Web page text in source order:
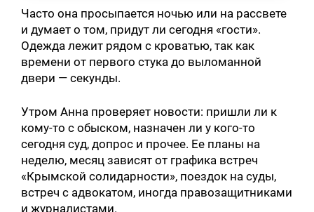
Часто она просыпается ночью или на рассвете
и думает о том, придут ли сегодня «гости».
Одежда лежит рядом с кроватью, так как
времени от первого стука до выломанной
двери — секунды.
Утром Анна проверяет новости: пришли ли к
кому-то с обыском, назначен ли у кого-то
сегодня суд, допрос и прочее. Ее планы на
неделю, месяц зависят от графика встреч
«Крымской солидарности», поездок на суды,
встреч с адвокатом, иногда правозащитниками
и журналистами.